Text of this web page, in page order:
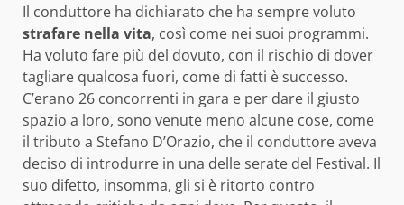
Il conduttore ha dichiarato che ha sempre voluto
strafare nella vita, così come nei suoi programmi.
Ha voluto fare più del dovuto, con il rischio di dover
tagliare qualcosa fuori, come di fatti è successo.
C’erano 26 concorrenti in gara e per dare il giusto
spazio a loro, sono venute meno alcune cose, come
il tributo a Stefano D’Orazio, che il conduttore aveva
deciso di introdurre in una delle serate del Festival. Il
suo difetto, insomma, gli si è ritorto contro